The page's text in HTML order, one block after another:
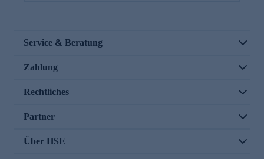
Service & Beratung
Zahlung
Rechtliches
Partner
Über HSE